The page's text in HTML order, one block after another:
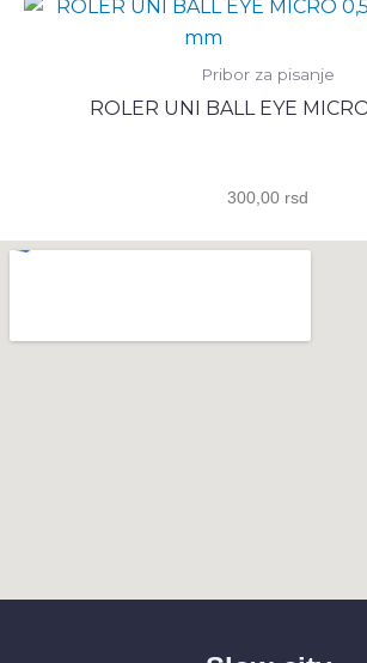
Pribor za pisanje
ROLER UNI BALL EYE
300,00 rsd